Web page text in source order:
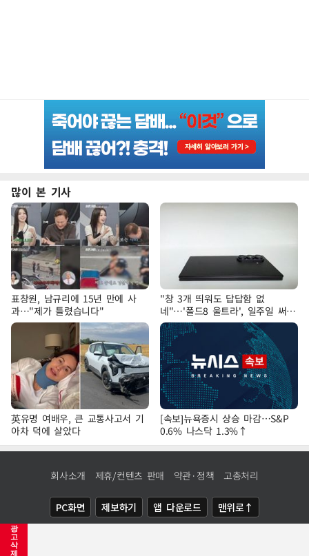
광
고
삭
제
많이 본 기사
표창원, 남규리에 15년 만에 사
과…"제가 틀렸습니다"
"창 3개 띄워도 답답함 없
네"…'폴드8 울트라', 일주일 써보
니
英유명 여배우, 큰 교통사고서 기
아차 덕에 살았다
[속보]뉴욕증시 상승 마감…S&P
0.6% 나스닥 1.3%↑
회사소개 제휴/컨텐츠 판매 약관·정책 고충처리
PC화면 제보하기 앱 다운로드 맨위로↑